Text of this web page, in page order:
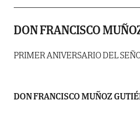
DON FRANCISCO
PRIMER ANIVERSARIO DEL
DON FRANCISCO MUÑOZ